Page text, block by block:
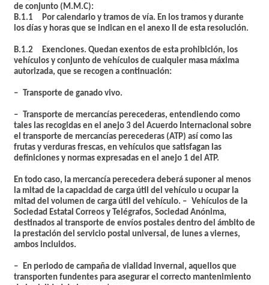
de conjunto (M.M.C):
B.1.1 Por calendario y tramos de vía. En los tramos y durante
los días y horas que se indican en el anexo II de esta resolución.
B.1.2 Exenciones. Quedan exentos de esta prohibición, los
vehículos y conjunto de vehículos de cualquier masa máxima
autorizada, que se recogen a continuación:
– Transporte de ganado vivo.
– Transporte de mercancías perecederas, entendiendo como
tales las recogidas en el anejo 3 del Acuerdo Internacional sobre
el transporte de mercancías perecederas (ATP) así como las
frutas y verduras frescas, en vehículos que satisfagan las
definiciones y normas expresadas en el anejo 1 del ATP.
En todo caso, la mercancía perecedera deberá suponer al menos
la mitad de la capacidad de carga útil del vehículo u ocupar la
mitad del volumen de carga útil del vehículo. – Vehículos de la
Sociedad Estatal Correos y Telégrafos, Sociedad Anónima,
destinados al transporte de envíos postales dentro del ámbito de
la prestación del servicio postal universal, de lunes a viernes,
ambos incluidos.
– En periodo de campaña de vialidad invernal, aquellos que
transporten fundentes para asegurar el correcto mantenimiento